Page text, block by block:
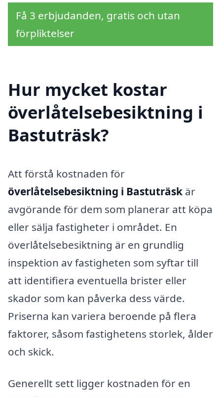
Få 3 erbjudanden, gratis och utan
förpliktelser
Hur mycket kostar
överlåtelsebesiktning i
Bastuträsk?
Att förstå kostnaden för
överlåtelsebesiktning i Bastuträsk är
avgörande för dem som planerar att köpa
eller sälja fastigheter i området. En
överlåtelsebesiktning är en grundlig
inspektion av fastigheten som syftar till
att identifiera eventuella brister eller
skador som kan påverka dess värde.
Priserna kan variera beroende på flera
faktorer, såsom fastighetens storlek, ålder
och skick.
Generellt sett ligger kostnaden för en